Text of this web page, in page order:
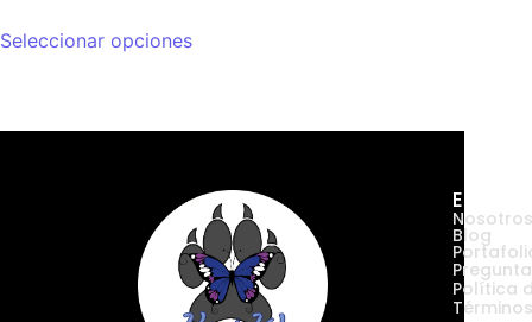
Seleccionar opciones
Nosotros
Blog
Política